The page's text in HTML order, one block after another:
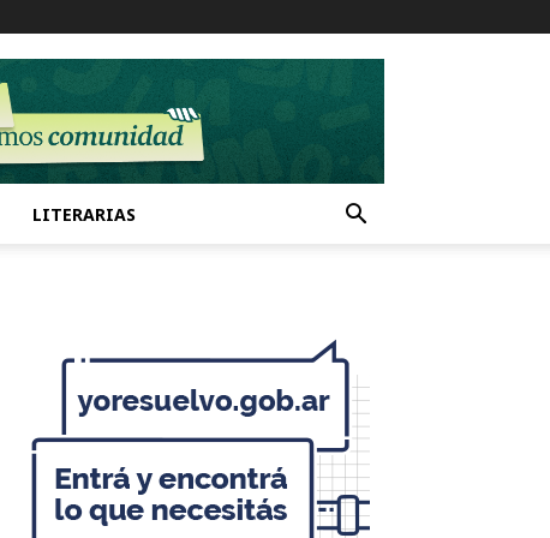
LITERARIAS